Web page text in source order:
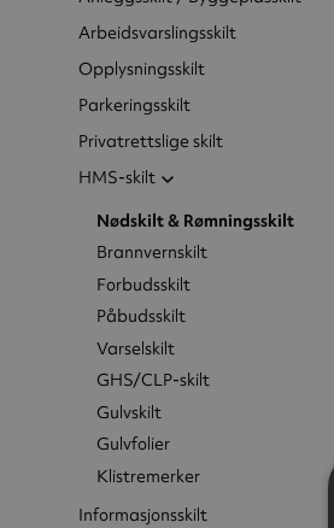
Arbeidsvarslingsskilt
Opplysningsskilt
Parkeringsskilt
Privatrettslige skilt
HMS-skilt
Nødskilt & Rømningsskilt
Brannvernskilt
Forbudsskilt
Påbudsskilt
Varselskilt
GHS/CLP-skilt
Gulvskilt
Gulvfolier
Klistremerker
Informasjonsskilt